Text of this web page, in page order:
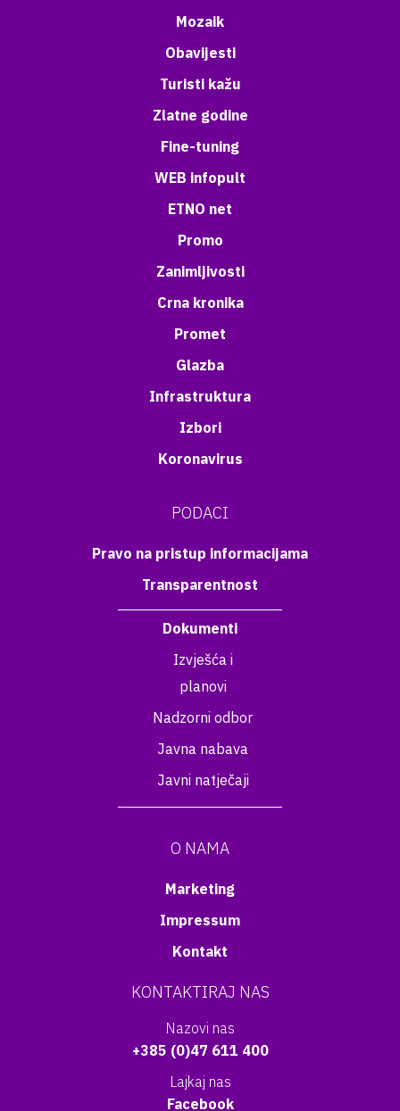
Mozaik
Obavijesti
Turisti kažu
Zlatne godine
Fine-tuning
WEB infopult
ETNO net
Promo
Zanimljivosti
Crna kronika
Promet
Glazba
Infrastruktura
Izbori
Koronavirus
PODACI
Pravo na pristup informacijama
Transparentnost
Dokumenti
Izvješća i
planovi
Nadzorni odbor
Javna nabava
Javni natječaji
O NAMA
Marketing
Impressum
Kontakt
KONTAKTIRAJ NAS
Nazovi nas
+385 (0)47 611 400
Lajkaj nas
Facebook